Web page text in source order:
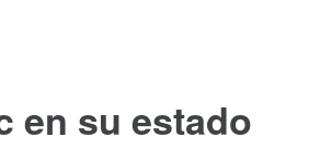
en su estado